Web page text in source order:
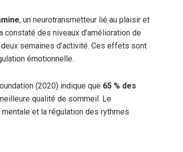
, un neurotransmetteur lié au plaisir et
constaté des niveaux d’amélioration de
semaines d’activité. Ces effets sont
émotionnelle.
(2020) indique que 65 % des
qualité de sommeil. Le
et la régulation des rythmes